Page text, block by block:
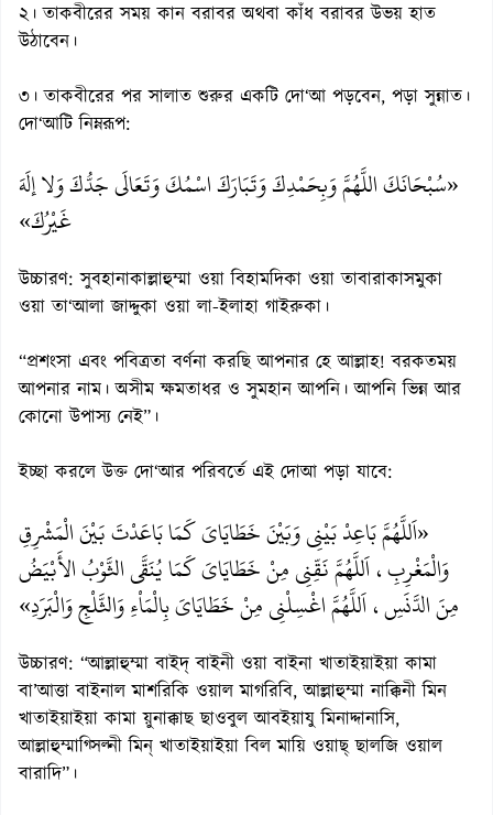
২। তাকবীরের সময় কান বরাবর অথবা কাঁধ বরাবর উভয় হাত
উঠাবেন।
৩। তাকবীরের পর সালাত শুরুর একটি দো‘আ পড়বেন, পড়া সুন্নাত।
দো‘আটি নিম্নরূপ:
«سُبْحَانَكَ اللَّهُمَّ وَبِحَمْدِكَ وَتَبَارَكَ اسْمُكَ وَتَعَالَى جَدُّكَ وَلا إلَهَ
غَيْرُكَ»
উচ্চারণ: সুবহানাকাল্লাহুম্মা ওয়া বিহামদিকা ওয়া তাবারাকাসমুকা
ওয়া তা‘আলা জাদ্দুকা ওয়া লা-ইলাহা গাইরুকা।
“প্রশংসা এবং পবিত্রতা বর্ণনা করছি আপনার হে আল্লাহ! বরকতময়
আপনার নাম। অসীম ক্ষমতাধর ও সুমহান আপনি। আপনি ভিন্ন আর
কোনো উপাস্য নেই”।
ইচ্ছা করলে উক্ত দো‘আর পরিবর্তে এই দোআ পড়া যাবে:
«اَللَّهُمَّ بَاعِدْ بَيْنِي وَبَيْنَ خَطَايَايَ كَمَا بَاعَدْتَ بَيْنَ الْمَشْرِقِ
وَالْمَغْرِبِ، اَللَّهُمَّ نَقِّنِي مِنْ خَطَايَايَ كَمَا يُنَقَّى الثَّوْبُ الأَبْيَضُ
مِنَ الدَّنَسِ، اَللَّهُمَّ اغْسِلْنِي مِنْ خَطَايَايَ بِالْمَاْءِ وَالثَّلْجِ وَالْبَرَدِ»
উচ্চারণ: “আল্লাহুম্মা বাইদ্ বাইনী ওয়া বাইনা খাতাইয়াইয়া কামা
বা’আত্তা বাইনাল মাশরিকি ওয়াল মাগরিবি, আল্লাহুম্মা নাক্কিনী মিন
খাতাইয়াইয়া কামা য়ুনাক্কাছ ছাওবুল আবইয়াযু মিনাদ্দানাসি,
আল্লাহুম্মাগ্সিল্নী মিন্ খাতাইয়াইয়া বিল মায়ি ওয়াছ্ ছালজি ওয়াল
বারাদি”।